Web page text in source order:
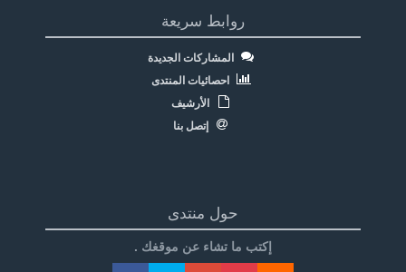
روابط سريعة
المشاركات الجديدة
احصائيات المنتدى
الأرشيف
إتصل بنا
حول منتدى
إكتب ما تشاء عن موقغك .